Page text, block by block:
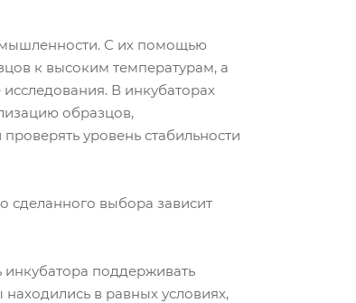
С их помощью
к высоким температурам, а
В инкубаторах
образцов,
уровень стабильности
сделанного выбора зависит
поддерживать
в равных условиях,